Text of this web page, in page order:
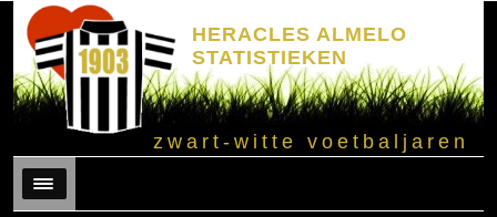
HERACLES ALMELO
STATISTIEKEN
zwart-witte voetbaljaren
Menu